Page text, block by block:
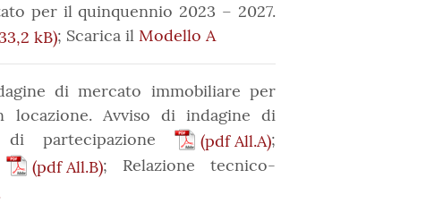
per il quinquennio 2023 – 2027.
; Scarica il Modello A
di mercato immobiliare per
Avviso di indagine di
partecipazione (pdf All.A);
(pdf All.B); Relazione tecnico-